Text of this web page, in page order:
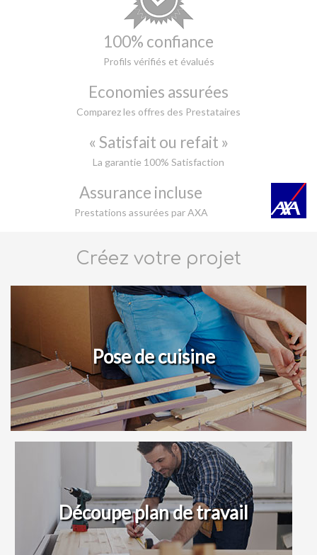
100% confiance
Profils vérifiés et évalués
Economies assurées
Comparez les offres des Prestataires
« Satisfait ou refait »
La garantie 100% Satisfaction
Assurance incluse
Prestations assurées par AXA
Créez votre projet
Pose de cuisine
Découpe plan de travail